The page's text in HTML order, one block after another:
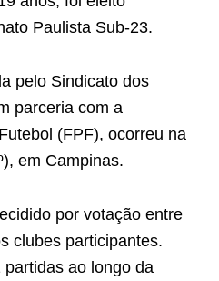
Paulista Sub-23.
pelo Sindicato dos
parceria com a
(FPF), ocorreu na
em Campinas.
por votação entre
clubes participantes.
ao longo da